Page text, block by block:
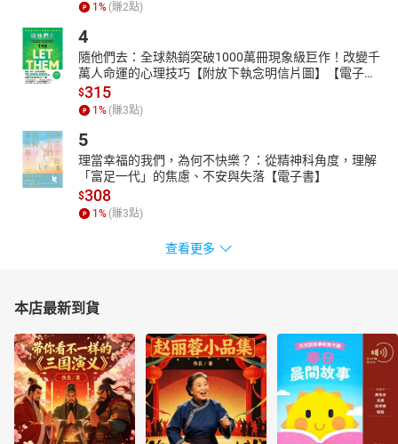
1 % (賺2點)
4
隨他們去：全球熱銷突破1000萬冊現象級巨作！改變千
萬人命運的心理技巧【附放下執念明信片圖】【電子
書】
$315
1 % (賺3點)
5
理當幸福的我們，為何不快樂？：從精神科角度，理解
「富足一代」的焦慮、不安與失落【電子書】
$308
1 % (賺3點)
查看更多
本店最新到貨